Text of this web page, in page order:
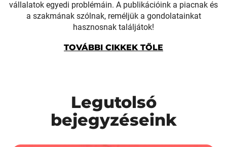
vállalatok egyedi problémáin. A publikációink a piacnak és
a szakmának szólnak, reméljük a gondolatainkat
hasznosnak találjátok!
TOVÁBBI CIKKEK TŐLE
Legutolsó
bejegyzéseink